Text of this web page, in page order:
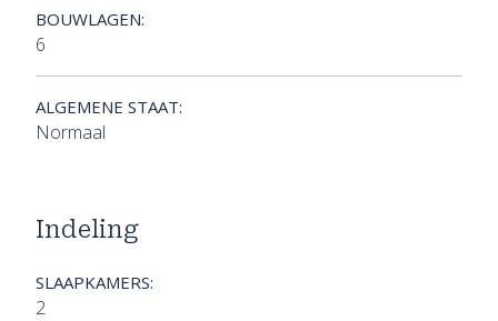
BOUWLAGEN:
6
ALGEMENE STAAT:
Normaal
Indeling
SLAAPKAMERS:
2